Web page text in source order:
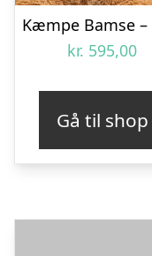
kr. 595,00
Gå til shop